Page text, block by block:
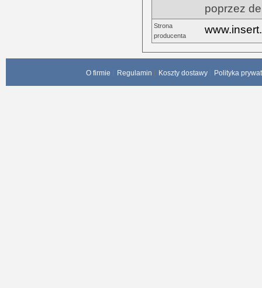
poprzez
Strona
producenta
O firmie Regulamin Koszty dostawy Polityka